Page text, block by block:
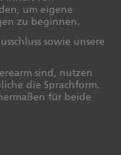
um eigene
zu beginnen.
sowie unsere
sind, nutzen
die Sprachform.
für beide